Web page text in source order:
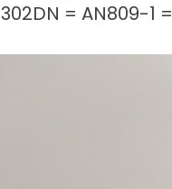
302DN = AN809-1